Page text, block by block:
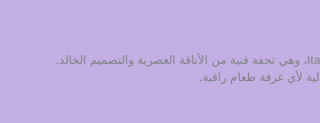
ارتقِ بتجربة تناول الطعام الخاصة بك مع طاولة الطعام الفاخرة المصنوعة من الرخام الطبيعي من مجموعة Italian Light، وهي تحفة فنية من الأناقة العصرية والتصميم الخالد.
لأي غرفة طعام راقية.